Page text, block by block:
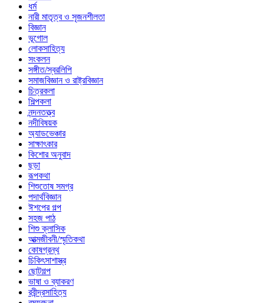
ধর্ম
নারী মাতৃত্ব ও সৃজনশীলতা
বিজ্ঞান
ভূগোল
লোকসাহিত্য
সংকলন
সঙ্গীত/স্বরলিপি
সমাজবিজ্ঞান ও রাষ্ট্রবিজ্ঞান
চিত্রকলা
শিল্পকলা
নন্দনতত্ত্ব
নদীবিষয়ক
অ্যাডভেঞ্চার
সাক্ষাৎকার
কিশোর অনুবাদ
ছড়া
রূপকথা
শিশুতোষ সমগ্র
পদার্থবিজ্ঞান
ঈশপের গল্প
সহজ পাঠ
শিশু ক্লাসিক
আত্মজীবনী/স্মৃতিকথা
কোষগ্রন্থ
চিকিৎসাশাস্ত্র
ছোটগল্প
ভাষা ও ব্যাকরণ
রবীন্দ্রসাহিত্য